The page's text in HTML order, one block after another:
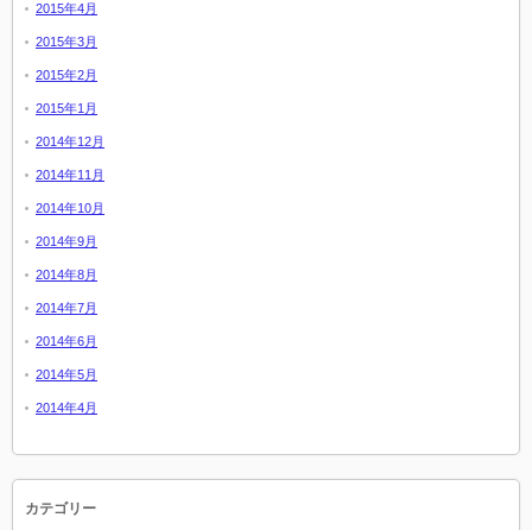
2015年4月
2015年3月
2015年2月
2015年1月
2014年12月
2014年11月
2014年10月
2014年9月
2014年8月
2014年7月
2014年6月
2014年5月
2014年4月
カテゴリー